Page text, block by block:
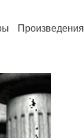
Произведения